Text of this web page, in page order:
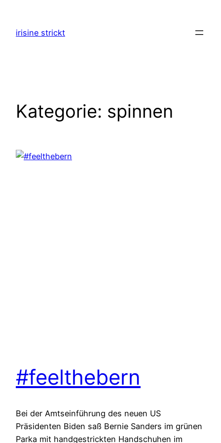
springen
irisine strickt
Kategorie: spinnen
#feelthebern
Bei der Amtseinführung des neuen US
Präsidenten Biden saß Bernie Sanders im grünen
Parka mit handgestrickten Handschuhen im